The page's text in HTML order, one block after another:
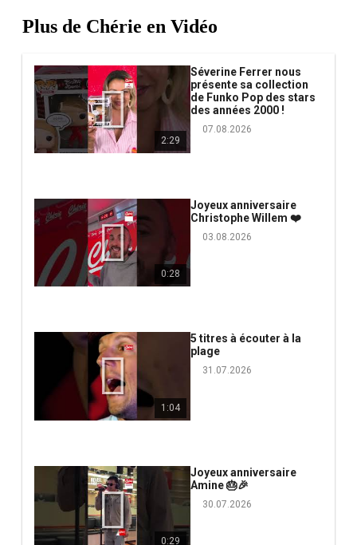
Plus de Chérie en Vidéo
2:29
Séverine Ferrer nous
présente sa collection
de Funko Pop des stars
des années 2000 !
07.08.2026
0:28
Joyeux anniversaire
Christophe Willem ❤️
03.08.2026
1:04
5 titres à écouter à la
plage
31.07.2026
0:29
Joyeux anniversaire
Amine 🎂🎉
30.07.2026